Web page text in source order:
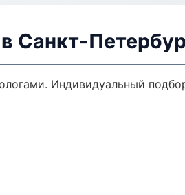
Санкт-
Индивидуальный